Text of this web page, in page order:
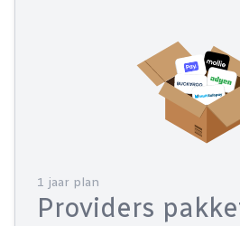
1 jaar plan
Providers